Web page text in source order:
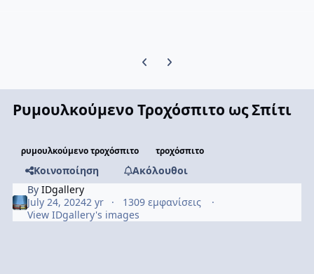
Previous carousel slide
Next carousel slide
Ρυμουλκούμενο Τροχόσπιτο ως Σπίτι
ρυμουλκούμενο τροχόσπιτο τροχόσπιτο
Κοινοποίηση
Ακόλουθοι
ByIDgallery
July 24, 20242 yr
1309 εμφανίσεις
View IDgallery's images